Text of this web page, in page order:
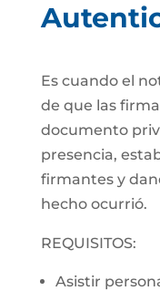
Es cuando el
de que las
documento
presencia,
firmantes y
hecho ocurrió.
REQUISITOS:
Asistir